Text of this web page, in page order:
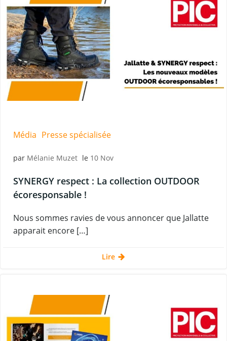
Média Presse spécialisée
par Mélanie Muzet le 10 Nov
SYNERGY respect : La collection OUTDOOR
écoresponsable !
Nous sommes ravies de vous annoncer que Jallatte
apparait encore […]
Lire